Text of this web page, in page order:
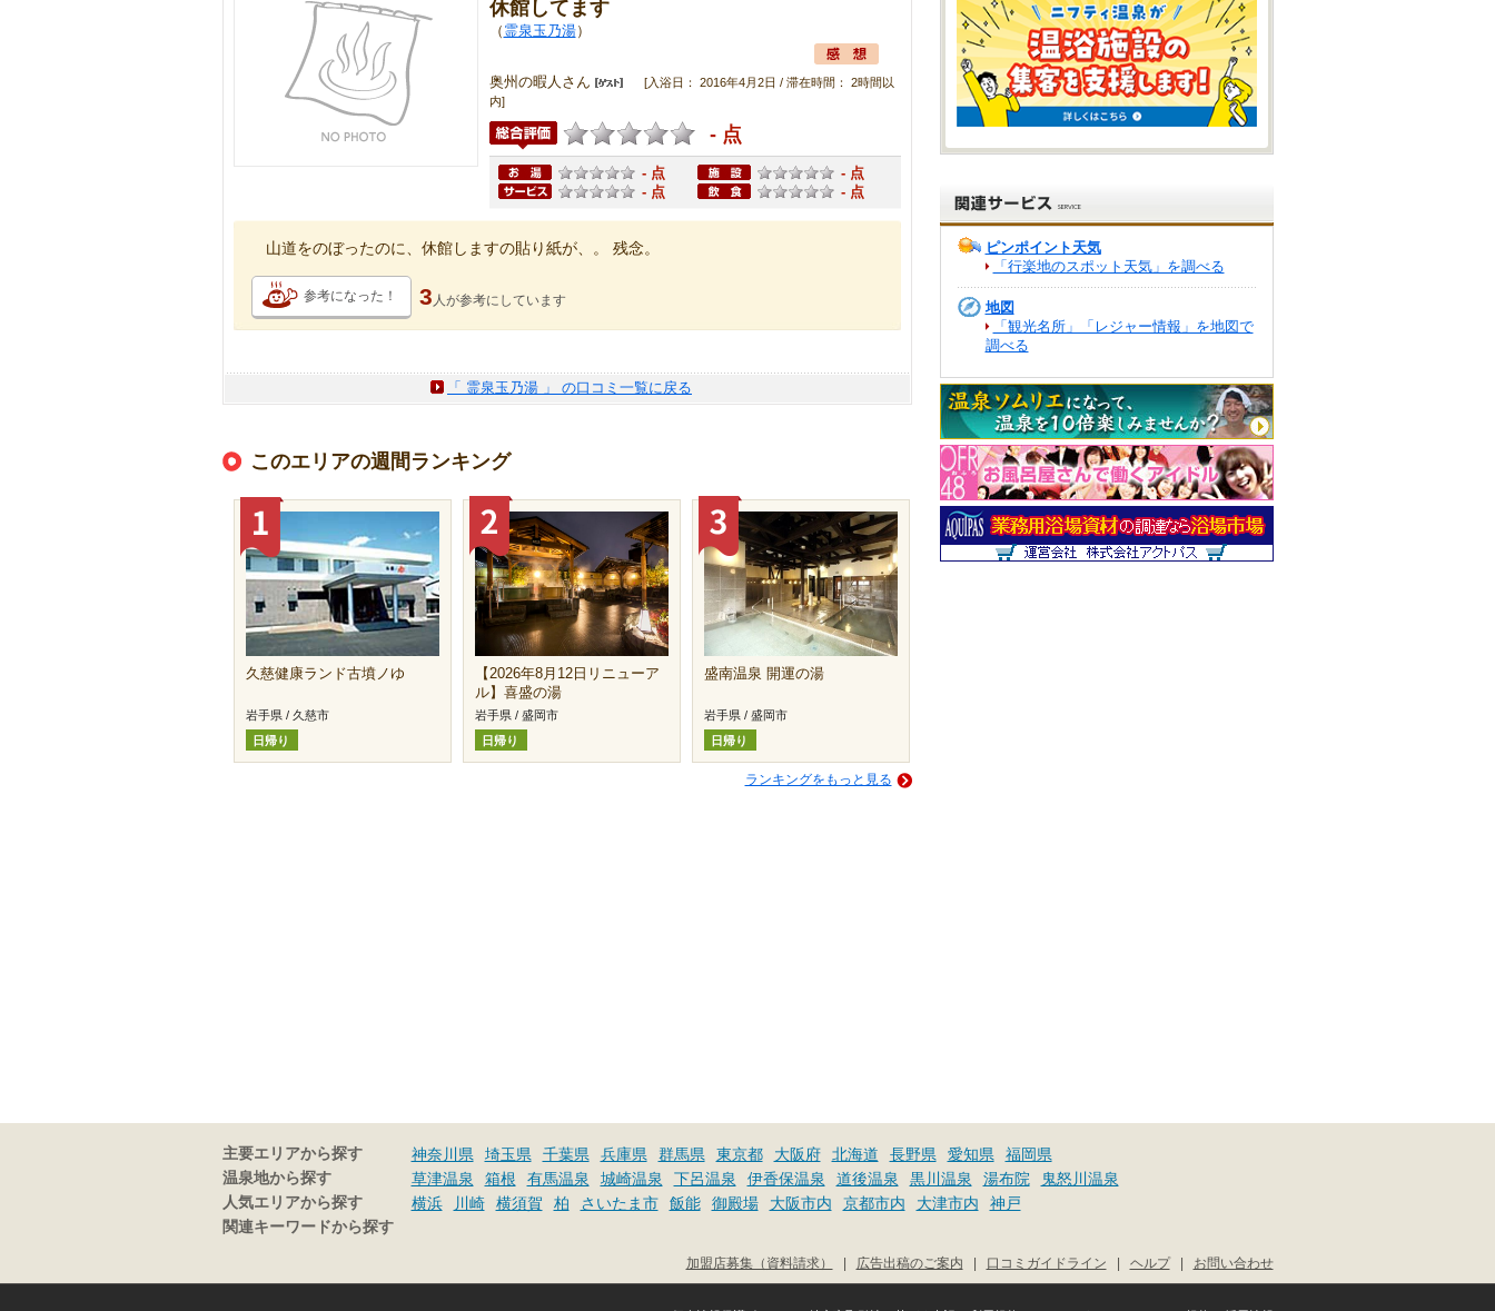
休館してます
（ 霊泉玉乃湯）
奥州の暇人さん
[入浴日： 2016年4月2日 / 滞在時間： 2時間以
内]
- 点
- 点
- 点
- 点
- 点
山道をのぼったのに、休館しますの貼り紙が、。 残念。
参考になった！ 3 人が参考にしています
「 霊泉玉乃湯 」 の口コミ一覧に戻る
このエリアの週間ランキング
久慈健康ランド古墳ノゆ
岩手県 / 久慈市
日帰り
【2026年8月12日リニューア
ル】喜盛の湯
岩手県 / 盛岡市
日帰り
盛南温泉 開運の湯
岩手県 / 盛岡市
日帰り
ランキングをもっと見る
ピンポイント天気
「行楽地のスポット天気」を調べる
地図
「観光名所」「レジャー情報」を地図で
調べる
主要エリアから探す 神奈川県 埼玉県 千葉県 兵庫県 群馬県 東京都 大阪府 北海道 長野県 愛知県 福岡県
温泉地から探す 草津温泉 箱根 有馬温泉 城崎温泉 下呂温泉 伊香保温泉 道後温泉 黒川温泉 湯布院 鬼怒川温泉
人気エリアから探す 横浜 川崎 横須賀 柏 さいたま市 飯能 御殿場 大阪市内 京都市内 大津市内 神戸
関連キーワードから探す
お問い合わせ
|
ヘルプ
|
口コミガイドライン
|
広告出稿のご案内
|
加盟店募集（資料請求）